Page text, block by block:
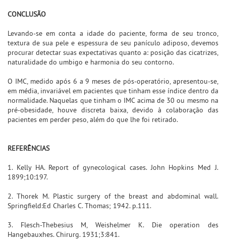
CONCLUSÃO
Levando-se em conta a idade do paciente, forma de seu tronco,
textura de sua pele e espessura de seu panículo adiposo, devemos
procurar detectar suas expectativas quanto a: posição das cicatrizes,
naturalidade do umbigo e harmonia do seu contorno.
O IMC, medido após 6 a 9 meses de pós-operatório, apresentou-se,
em média, invariável em pacientes que tinham esse índice dentro da
normalidade. Naquelas que tinham o IMC acima de 30 ou mesmo na
pré-obesidade, houve discreta baixa, devido à colaboração das
pacientes em perder peso, além do que lhe foi retirado.
REFERÊNCIAS
1. Kelly HA. Report of gynecological cases. John Hopkins Med J.
1899;10:197.
2. Thorek M. Plastic surgery of the breast and abdominal wall.
Springfield:Ed Charles C. Thomas; 1942. p.111.
3. Flesch-Thebesius M, Weishelmer K. Die operation des
Hangebauxhes. Chirurg. 1931;3:841.